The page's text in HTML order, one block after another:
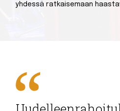
yhdessä ratkaisemaan